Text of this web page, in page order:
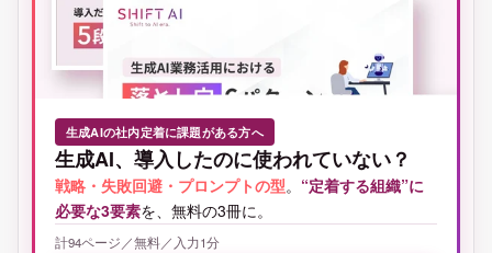
生成AIの社内定着に課題がある方へ
生成AI、導入したのに使われていない？
戦略・失敗回避・プロンプトの型。 “定着する組織”に
必要な3要素を、無料の3冊に。
計94ページ／無料／入力1分